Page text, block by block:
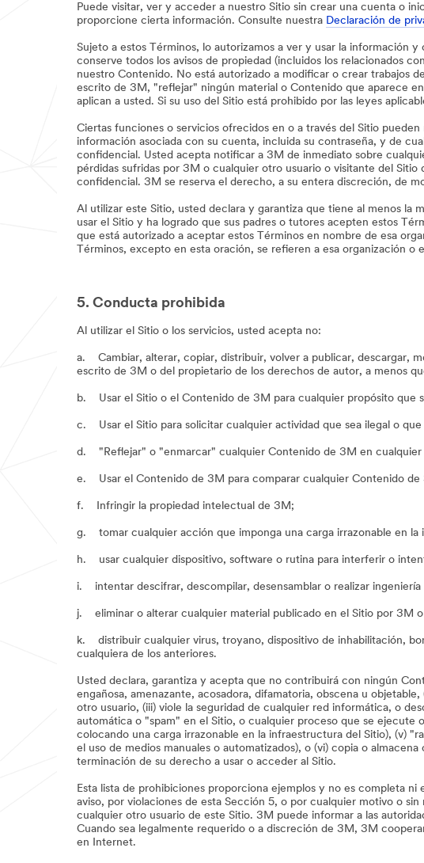
Puede visitar, ver y acceder a nuestro Sitio sin crear una cuenta o
proporcione cierta información. Consulte nuestra Declaración de
Sujeto a estos Términos, lo autorizamos a ver y usar la información
conserve todos los avisos de propiedad (incluidos los relacionados
nuestro Contenido. No está autorizado a modificar o crear trabajos
escrito de 3M, "reflejar" ningún material o Contenido que aparece
aplican a usted. Si su uso del Sitio está prohibido por las leyes
Ciertas funciones o servicios ofrecidos en o a través del Sitio
información asociada con su cuenta, incluida su contraseña, y de
confidencial. Usted acepta notificar a 3M de inmediato sobre
pérdidas sufridas por 3M o cualquier otro usuario o visitante del
confidencial. 3M se reserva el derecho, a su entera discreción, de
Al utilizar este Sitio, usted declara y garantiza que tiene al menos la
usar el Sitio y ha logrado que sus padres o tutores acepten estos
que está autorizado a aceptar estos Términos en nombre de esa
Términos, excepto en esta oración, se refieren a esa organización o
5. Conducta prohibida
Al utilizar el Sitio o los servicios, usted acepta no:
a. Cambiar, alterar, copiar, distribuir, volver a publicar, descargar,
escrito de 3M o del propietario de los derechos de autor, a menos
b. Usar el Sitio o el Contenido de 3M para cualquier propósito que
c. Usar el Sitio para solicitar cualquier actividad que sea ilegal o
d. "Reflejar" o "enmarcar" cualquier Contenido de 3M en cualquier
e. Usar el Contenido de 3M para comparar cualquier Contenido
f. Infringir la propiedad intelectual de 3M;
g. tomar cualquier acción que imponga una carga irrazonable en la
h. usar cualquier dispositivo, software o rutina para interferir o
i. intentar descifrar, descompilar, desensamblar o realizar
j. eliminar o alterar cualquier material publicado en el Sitio por 3M
k. distribuir cualquier virus, troyano, dispositivo de inhabilitación,
cualquiera de los anteriores.
Usted declara, garantiza y acepta que no contribuirá con ningún
engañosa, amenazante, acosadora, difamatoria, obscena u
otro usuario, (iii) viole la seguridad de cualquier red informática, o
automática o "spam" en el Sitio, o cualquier proceso que se
colocando una carga irrazonable en la infraestructura del Sitio), (v)
el uso de medios manuales o automatizados), o (vi) copia o
terminación de su derecho a usar o acceder al Sitio.
Esta lista de prohibiciones proporciona ejemplos y no es completa
aviso, por violaciones de esta Sección 5, o por cualquier motivo o
cualquier otro usuario de este Sitio. 3M puede informar a las
Cuando sea legalmente requerido o a discreción de 3M, 3M
en Internet.